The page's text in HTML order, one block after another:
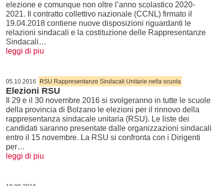
elezione e comunque non oltre l’anno scolastico 2020-
2021. Il contratto collettivo nazionale (CCNL) firmato il
19.04.2018 contiene nuove disposizioni riguardanti le
relazioni sindacali e la costituzione delle Rappresentanze
Sindacali…
leggi di piu
05.10.2016 RSU Rappresentanze Sindacali Unitarie nella scuola
Elezioni RSU
Il 29 e il 30 novembre 2016 si svolgeranno in tutte le scuole
della provincia di Bolzano le elezioni per il rinnovo della
rappresentanza sindacale unitaria (RSU). Le liste dei
candidati saranno presentate dalle organizzazioni sindacali
entro il 15 novembre. La RSU si confronta con i Dirigenti
per…
leggi di piu